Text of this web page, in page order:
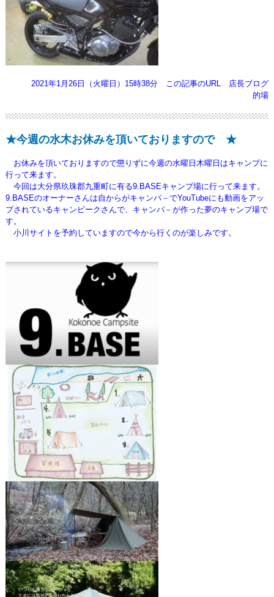
2021年1月26日（火曜日）15時38分 この記事のURL
店長ブログ
的場
★今週の水木お休みを頂いておりますので ★
お休みを頂いておりますので懲りずに今週の水曜日木曜日はキャンプに
行って来ます。
今回は大分県玖珠郡九重町に有る9.BASEキャンプ場に行って来ます。
9.BASEのオーナーさんは自からがキャンパ－でYouTubeにも動画をアッ
プされているキャンピークさんで、キャンパ－が作った夢のキャンプ場で
す。
小川サイトを予約していますので今から行くのが楽しみです。